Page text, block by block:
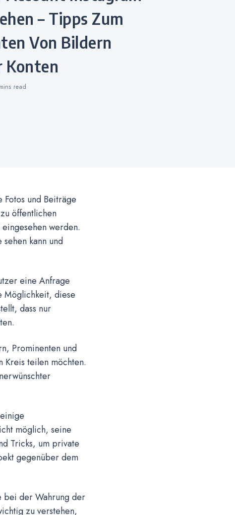
– Tipps Zum
Von Bildern
Konten
read
und Beiträge
öffentlichen
werden.
kann und
eine Anfrage
Möglichkeit, diese
dass nur
Prominenten und
teilen möchten.
möglich, seine
Tricks, um private
gegenüber dem
bei der Wahrung der
zu verstehen,